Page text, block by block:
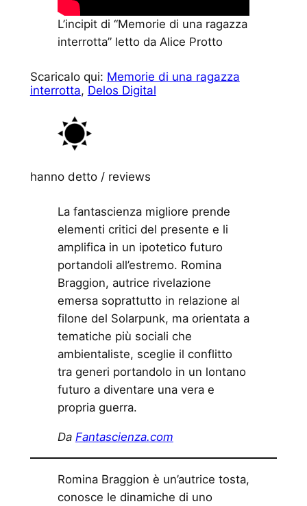
L’incipit di “Memorie di una ragazza
interrotta” letto da Alice Protto
Scaricalo qui: Memorie di una ragazza
interrotta, Delos Digital
hanno detto / reviews
La fantascienza migliore prende
elementi critici del presente e li
amplifica in un ipotetico futuro
portandoli all’estremo. Romina
Braggion, autrice rivelazione
emersa soprattutto in relazione al
filone del Solarpunk, ma orientata a
tematiche più sociali che
ambientaliste, sceglie il conflitto
tra generi portandolo in un lontano
futuro a diventare una vera e
propria guerra.
Da Fantascienza.com
Romina Braggion è un’autrice tosta,
conosce le dinamiche di uno